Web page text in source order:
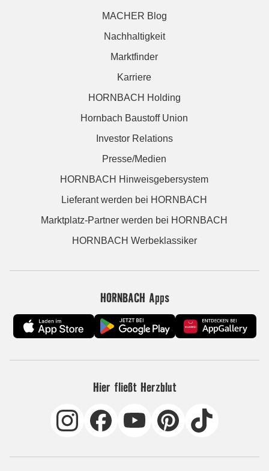
MACHER Blog
Nachhaltigkeit
Marktfinder
Karriere
HORNBACH Holding
Hornbach Baustoff Union
Investor Relations
Presse/Medien
HORNBACH Hinweisgebersystem
Lieferant werden bei HORNBACH
Marktplatz-Partner werden bei HORNBACH
HORNBACH Werbeklassiker
HORNBACH Apps
Hier fließt Herzblut